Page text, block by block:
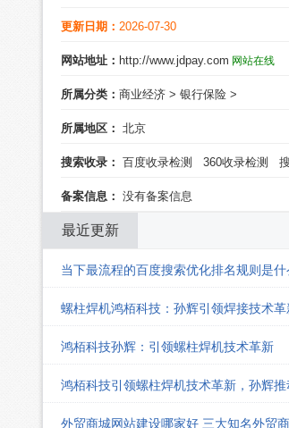
更新日期： 2026-07-30
网站地址： http://www.jdpay.com 网站在线
所属分类： 商业经济 > 银行保险 >
所属地区： 北京
搜索收录： 百度收录检测 360收录检测
备案信息： 没有备案信息
最近更新
当下最流程的百度搜索优化排名规则是什
螺柱焊机鸿栢科技：孙辉引领焊接技术革
鸿栢科技孙辉：引领螺柱焊机技术革新
鸿栢科技引领螺柱焊机技术革新，孙辉
外贸商城网站建设哪家好 三大知名外贸